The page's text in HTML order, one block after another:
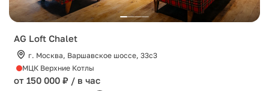
AG Loft Chalet
г. Москва, Варшавское шоссе, 33с3
МЦК Верхние Котлы
от 150 000 ₽ / в час